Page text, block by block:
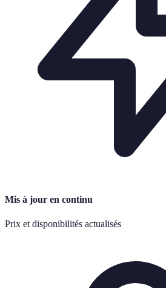
Mis à jour en continu
Prix et disponibilités actualisés